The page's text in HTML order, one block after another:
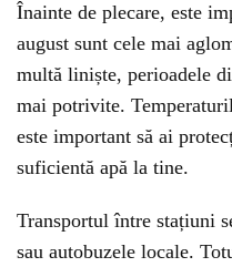
Înainte de plecare, este
august sunt cele mai
multă liniște, perioadele
mai potrivite.
este important să ai
suficientă apă la tine.
Transportul între stațiuni
sau autobuzele locale.